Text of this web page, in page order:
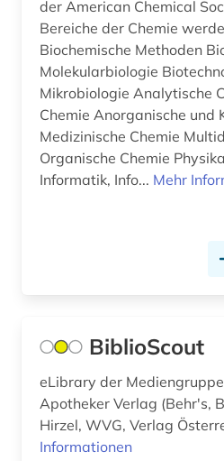
poetik (1)
politik (3)
psychologie (3)
pädagogik (6)
retrodigitalisat (1)
rhetorik (1)
russland (1)
der American Chemical
Bereiche der Chemie
Biochemische Methoden
Molekularbiologie
Mikrobiologie Analytische
Chemie Anorganische und
Medizinische Chemie Multidisziplinäre Chemie
Organische Chemie
Informatik, Info... Mehr
BiblioScout
eLibrary der
Apotheker Verlag (Behr's,
Hirzel, WVG, Verlag
Informationen